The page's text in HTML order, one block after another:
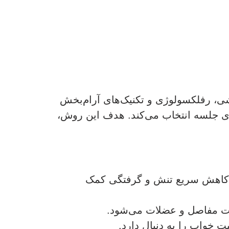
رفلکسولوژی و تکنیک‌های آرام‌بخش
جلسه انتخاب می‌کند. هدف این روش،
کاهش سریع تنش و گرفتگی کمک
مفاصل و عضلات می‌شود.
خواب را به دنبال دارد.